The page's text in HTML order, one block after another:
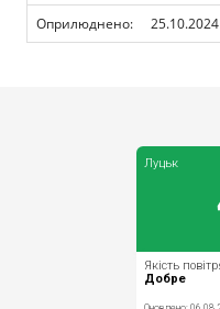
Оприлюднено:
25.10.2024